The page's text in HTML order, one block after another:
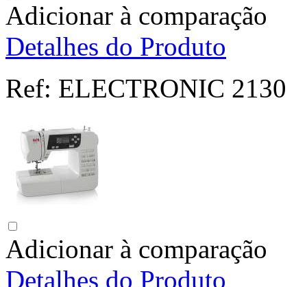
Adicionar à comparação
Detalhes do Produto
Ref: ELECTRONIC 2130
Adicionar à comparação
Detalhes do Produto